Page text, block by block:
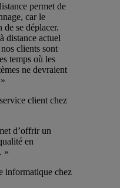
permet de
car le
de se déplacer.
distance actuel
clients sont
temps où les
ne devraient
client chez
d’offrir un
en
»
informatique chez